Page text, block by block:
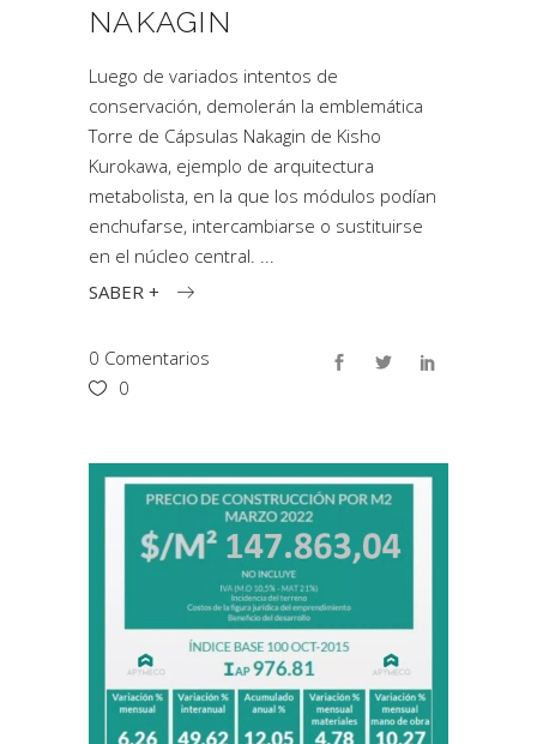
NAKAGIN
Luego de variados intentos de
conservación, demolerán la emblemática
Torre de Cápsulas Nakagin de Kisho
Kurokawa, ejemplo de arquitectura
metabolista, en la que los módulos podían
enchufarse, intercambiarse o sustituirse
en el núcleo central.
SABER +
0 Comentarios
0